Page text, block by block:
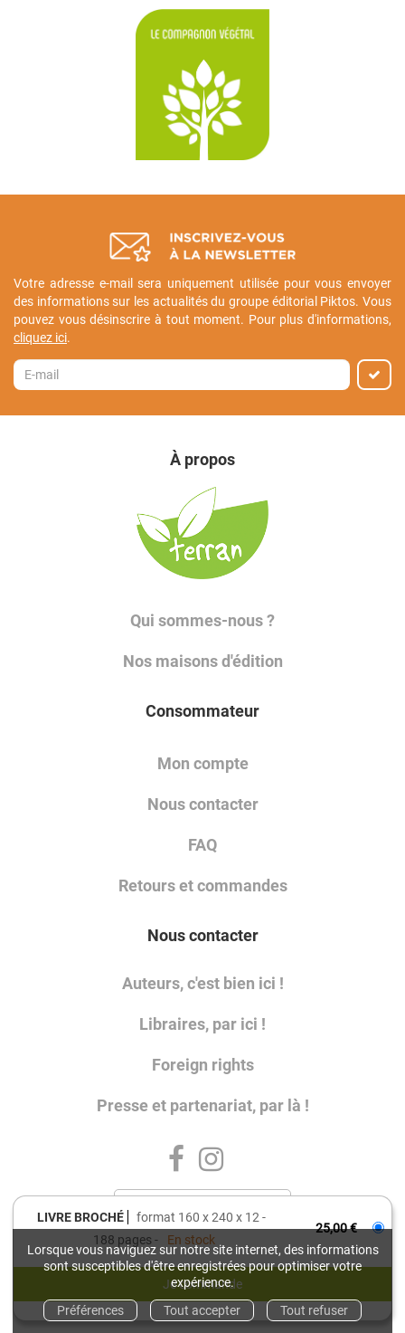
Lorsque vous naviguez sur notre site internet, des informations
sont susceptibles d'être enregistrées pour optimiser votre
expérience.
Préférences
Tout accepter Tout refuser
LIVRE BROCHÉ
format 160 x 240 x 12
188 pages
En stock
25,00 €
Votre adresse e-mail sera uniquement utilisée pour vous envoyer
des informations sur les actualités du groupe éditorial Piktos. Vous
pouvez vous désinscrire à tout moment. Pour plus d'informations,
cliquez ici.
À propos
Qui sommes-nous ?
Nos maisons d'édition
Consommateur
Mon compte
Nous contacter
FAQ
Retours et commandes
Nous contacter
Auteurs, c'est bien ici !
Libraires, par ici !
Foreign rights
Presse et partenariat, par là !
Charte de référencement
Charte de données personnelles
Conditions générales d'utilisation
Conditions générales de vente
Mentions légales